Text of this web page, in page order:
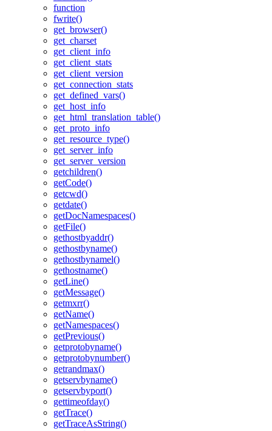
function
fwrite()
get_browser()
get_charset
get_client_info
get_client_stats
get_client_version
get_connection_stats
get_defined_vars()
get_host_info
get_html_translation_table()
get_proto_info
get_resource_type()
get_server_info
get_server_version
getchildren()
getCode()
getcwd()
getdate()
getDocNamespaces()
getFile()
gethostbyaddr()
gethostbyname()
gethostbynamel()
gethostname()
getLine()
getMessage()
getmxrr()
getName()
getNamespaces()
getPrevious()
getprotobyname()
getprotobynumber()
getrandmax()
getservbyname()
getservbyport()
gettimeofday()
getTrace()
getTraceAsString()